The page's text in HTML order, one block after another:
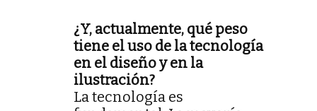
¿Y, actualmente, qué peso
tiene el uso de la tecnología
en el diseño y en la
ilustración?
La tecnología es